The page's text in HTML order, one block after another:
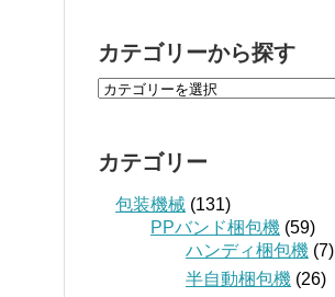
カテゴリーから探す
カテゴリー
包装機械 (131)
PPバンド梱包機 (59)
ハンディ梱包機 (7)
半自動梱包機 (26)